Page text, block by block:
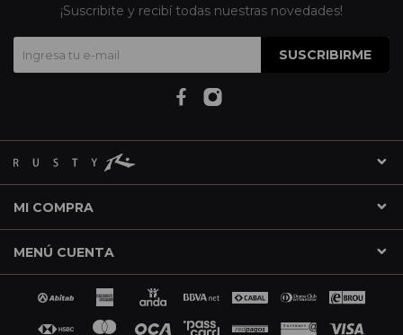
MI COMPRA
MENÚ CUENTA
¡Suscribite y recibí todas nuestras novedades!
SUSCRIBIRME